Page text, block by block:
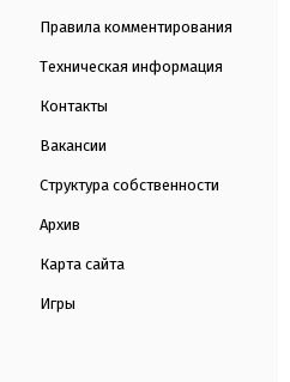
Правила комментирования
Техническая информация
Контакты
Вакансии
Структура собственности
Архив
Карта сайта
Игры